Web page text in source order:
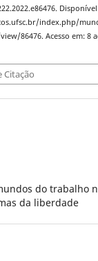
index.php/
86476. Acesso em: 8
Citação
do trabalho
da liberdade